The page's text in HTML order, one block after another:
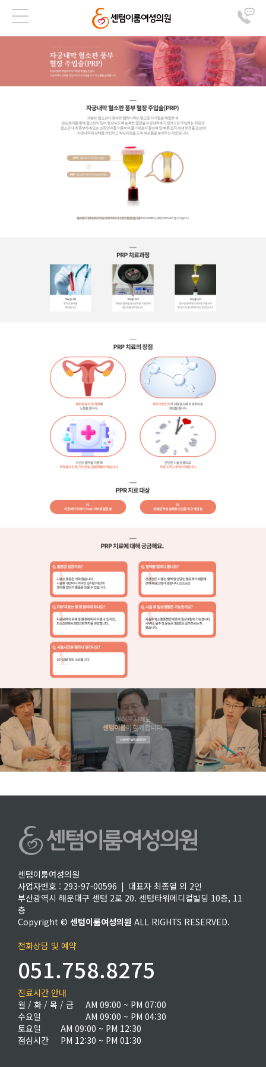
센텀이룸여성의원
사업자번호 : 293-97-00596 | 대표자 최종열 외 2인
부산광역시 해운대구 센텀 2로 20. 센텀타워메디컬빌딩 10층, 11
층
Copyright © 센텀이룸여성의원 ALL RIGHTS RESERVED.
전화상담 및 예약
051.758.8275
진료시간 안내
월 / 화 / 목 / 금
AM 09:00 ~ PM 07:00
수요일
AM 09:00 ~ PM 04:30
토요일
AM 09:00 ~ PM 12:30
점심시간
PM 12:30 ~ PM 01:30